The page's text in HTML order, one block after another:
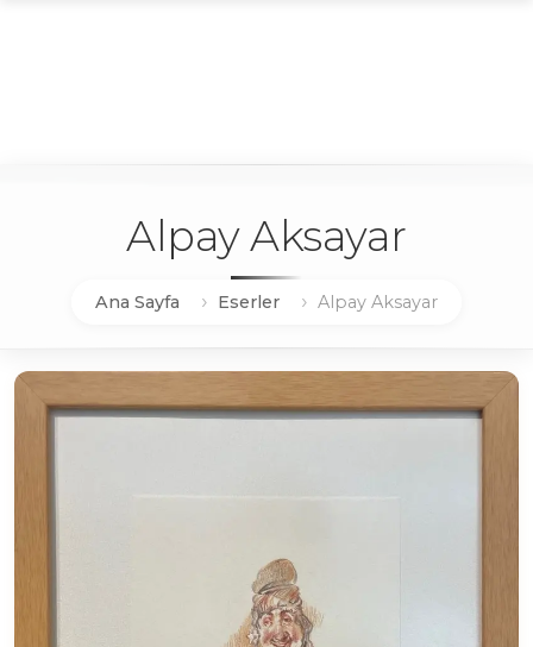
Alpay Aksayar
Ana Sayfa Eserler Alpay Aksayar